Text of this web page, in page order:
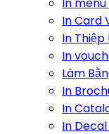
In
In Card
In Thiệp
In
Làm
In
In
In